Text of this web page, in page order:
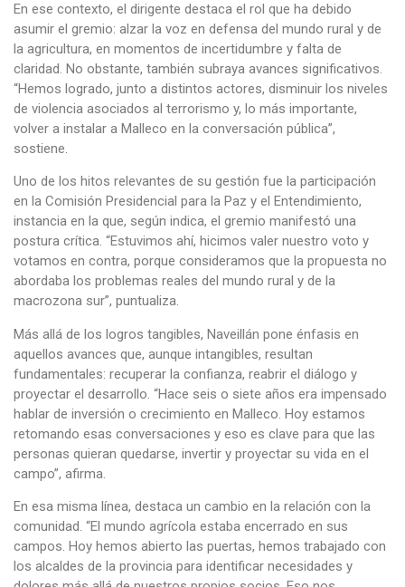
En ese contexto, el dirigente destaca el rol que ha debido
asumir el gremio: alzar la voz en defensa del mundo rural y de
la agricultura, en momentos de incertidumbre y falta de
claridad. No obstante, también subraya avances significativos.
“Hemos logrado, junto a distintos actores, disminuir los niveles
de violencia asociados al terrorismo y, lo más importante,
volver a instalar a Malleco en la conversación pública”,
sostiene.
Uno de los hitos relevantes de su gestión fue la participación
en la Comisión Presidencial para la Paz y el Entendimiento,
instancia en la que, según indica, el gremio manifestó una
postura crítica. “Estuvimos ahí, hicimos valer nuestro voto y
votamos en contra, porque consideramos que la propuesta no
abordaba los problemas reales del mundo rural y de la
macrozona sur”, puntualiza.
Más allá de los logros tangibles, Naveillán pone énfasis en
aquellos avances que, aunque intangibles, resultan
fundamentales: recuperar la confianza, reabrir el diálogo y
proyectar el desarrollo. “Hace seis o siete años era impensado
hablar de inversión o crecimiento en Malleco. Hoy estamos
retomando esas conversaciones y eso es clave para que las
personas quieran quedarse, invertir y proyectar su vida en el
campo”, afirma.
En esa misma línea, destaca un cambio en la relación con la
comunidad. “El mundo agrícola estaba encerrado en sus
campos. Hoy hemos abierto las puertas, hemos trabajado con
los alcaldes de la provincia para identificar necesidades y